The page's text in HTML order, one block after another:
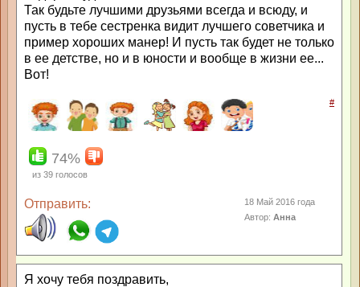
Так будьте лучшими друзьями всегда и всюду, и
пусть в тебе сестренка видит лучшего советчика и
пример хороших манер! И пусть так будет не только
в ее детстве, но и в юности и вообще в жизни ее...
Вот!
#
74%
из 39 голосов
Отправить:
18 Май 2016 года
Автор:Анна
Я хочу тебя поздравить,